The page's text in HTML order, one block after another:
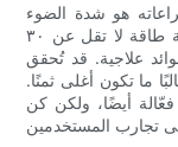
هو شدة الضوء
المنبعث من الجهاز. ابحث عن أجهزة توفر كثافة طاقة لا تقل عن ٣٠
فوائد علاجية. قد تُحقق
ما تكون أغلى ثمنًا.
أيضًا، ولكن كن